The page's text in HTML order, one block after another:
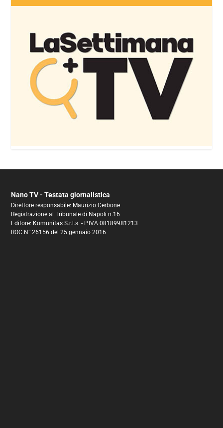
Nano TV - Testata giornalistica
Direttore responsabile: Maurizio Cerbone
Registrazione al Tribunale di Napoli n.16
Editore: Komunitas S.r.l.s. - P.IVA 08189981213
ROC N° 26156 del 25 gennaio 2016